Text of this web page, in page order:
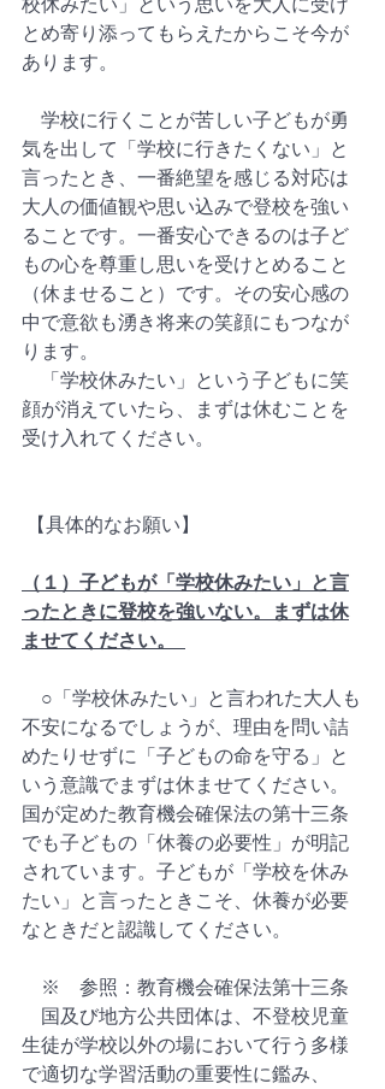
校休みたい」という思いを大人に受け
とめ寄り添ってもらえたからこそ今が
あります。
学校に行くことが苦しい子どもが勇
気を出して「学校に行きたくない」と
言ったとき、一番絶望を感じる対応は
大人の価値観や思い込みで登校を強い
ることです。一番安心できるのは子ど
もの心を尊重し思いを受けとめること
（休ませること）です。その安心感の
中で意欲も湧き将来の笑顔にもつなが
ります。
「学校休みたい」という子どもに笑
顔が消えていたら、まずは休むことを
受け入れてください。
【具体的なお願い】
（１）子どもが「学校休みたい」と言
ったときに登校を強いない。まずは休
ませてください。
○「学校休みたい」と言われた大人も
不安になるでしょうが、理由を問い詰
めたりせずに「子どもの命を守る」と
いう意識でまずは休ませてください。
国が定めた教育機会確保法の第十三条
でも子どもの「休養の必要性」が明記
されています。子どもが「学校を休み
たい」と言ったときこそ、休養が必要
なときだと認識してください。
※　参照：教育機会確保法第十三条
国及び地方公共団体は、不登校児童
生徒が学校以外の場において行う多様
で適切な学習活動の重要性に鑑み、